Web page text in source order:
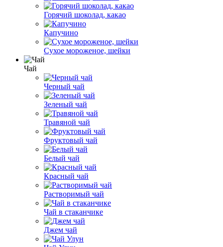
Горячий шоколад, какао
Капучино
Сухое мороженое, шейки
Чай
Черный чай
Зеленый чай
Травяной чай
Фруктовый чай
Белый чай
Красный чай
Растворимый чай
Чай в стаканчике
Джем чай